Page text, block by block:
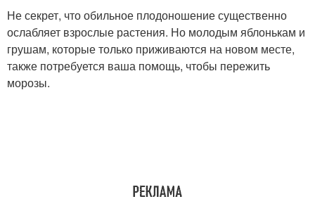
Не секрет, что обильное плодоношение существенно
ослабляет взрослые растения. Но молодым яблонькам и
грушам, которые только приживаются на новом месте,
также потребуется ваша помощь, чтобы пережить
морозы.